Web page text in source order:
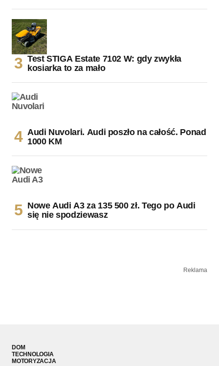
Test STIGA Estate 7102 W: gdy zwykła
kosiarka to za mało
Audi Nuvolari. Audi poszło na całość. Ponad
1000 KM
Nowe Audi A3 za 135 500 zł. Tego po Audi
się nie spodziewasz
Reklama
DOM
TECHNOLOGIA
MOTORYZACJA